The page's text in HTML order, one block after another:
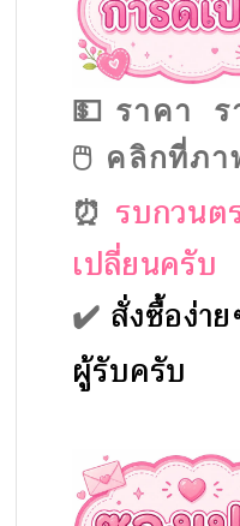
💵 ราคา ร
🖱️ คลิกที่ภา
⏰ รบกวนต
เปลี่ยนครับ
✔️ สั่งซื้อง่า
ผู้รับครับ